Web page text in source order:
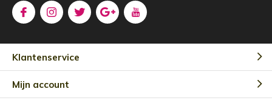
Klantenservice
Mijn account